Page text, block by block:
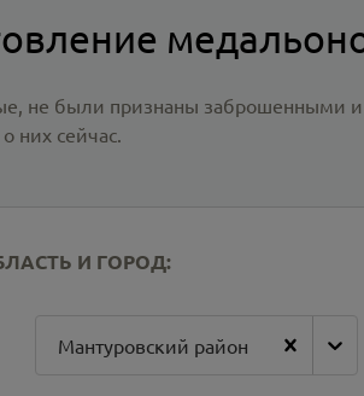
не были признаны заброшенными и
них сейчас.
И ГОРОД:
Мантуровский район